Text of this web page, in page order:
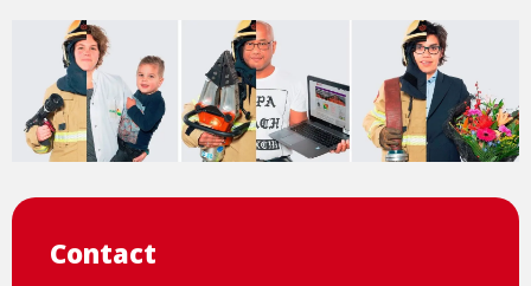
Contact